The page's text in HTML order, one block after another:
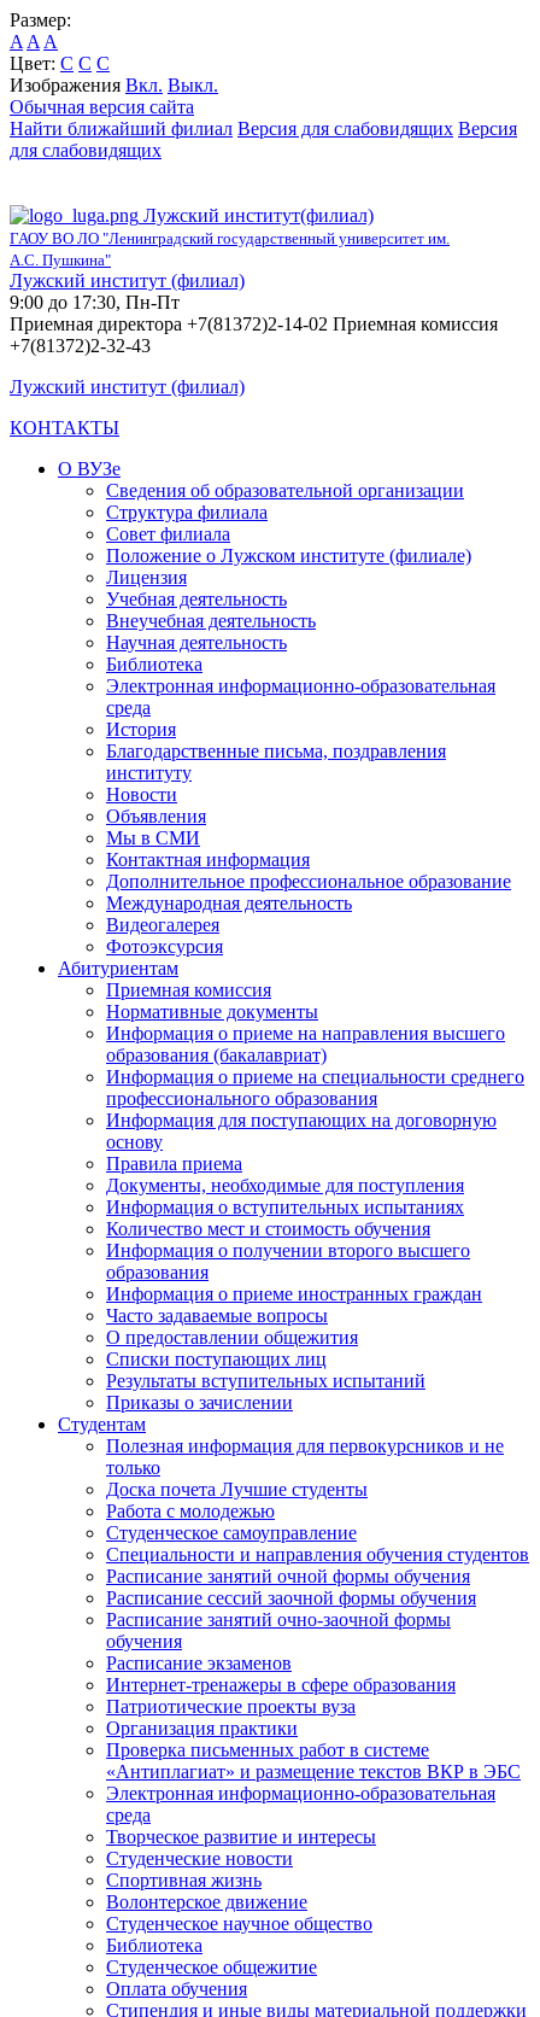
Размер:
A A A
Цвет: C C C
Изображения Вкл. Выкл.
Обычная версия сайта
Найти ближайший филиал Версия для слабовидящих Версия
для слабовидящих
Лужский институт(филиал)
ГАОУ ВО ЛО "Ленинградский государственный университет им.
А.С. Пушкина"
Лужский институт (филиал)
9:00 до 17:30, Пн-Пт
Приемная директора +7(81372)2-14-02 Приемная комиссия
+7(81372)2-32-43
Лужский институт (филиал)
КОНТАКТЫ
О ВУЗе
Сведения об образовательной организации
Структура филиала
Совет филиала
Положение о Лужском институте (филиале)
Лицензия
Учебная деятельность
Внеучебная деятельность
Научная деятельность
Библиотека
Электронная информационно-образовательная
среда
История
Благодарственные письма, поздравления
институту
Новости
Объявления
Мы в СМИ
Контактная информация
Дополнительное профессиональное образование
Международная деятельность
Видеогалерея
Фотоэксурсия
Абитуриентам
Приемная комиссия
Нормативные документы
Информация о приеме на направления высшего
образования (бакалавриат)
Информация о приеме на специальности среднего
профессионального образования
Информация для поступающих на договорную
основу
Правила приема
Документы, необходимые для поступления
Информация о вступительных испытаниях
Количество мест и стоимость обучения
Информация о получении второго высшего
образования
Информация о приеме иностранных граждан
Часто задаваемые вопросы
О предоставлении общежития
Списки поступающих лиц
Результаты вступительных испытаний
Приказы о зачислении
Студентам
Полезная информация для первокурсников и не
только
Доска почета Лучшие студенты
Работа с молодежью
Студенческое самоуправление
Специальности и направления обучения студентов
Расписание занятий очной формы обучения
Расписание сессий заочной формы обучения
Расписание занятий очно-заочной формы
обучения
Расписание экзаменов
Интернет-тренажеры в сфере образования
Патриотические проекты вуза
Организация практики
Проверка письменных работ в системе
«Антиплагиат» и размещение текстов ВКР в ЭБС
Электронная информационно-образовательная
среда
Творческое развитие и интересы
Студенческие новости
Спортивная жизнь
Волонтерское движение
Студенческое научное общество
Библиотека
Студенческое общежитие
Оплата обучения
Стипендия и иные виды материальной поддержки